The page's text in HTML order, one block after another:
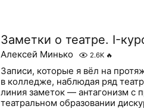
Заметки о театре. I-
Алексей Минько 2.6K 🔥
Записи, которые я вёл на
в колледже, наблюдая ряд
линия заметок — антагонизм с
театральном образовании